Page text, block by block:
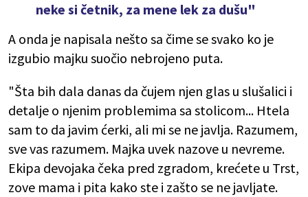
neke si četnik, za mene lek za dušu"
A onda je napisala nešto sa čime se svako ko je
izgubio majku suočio nebrojeno puta.
"Šta bih dala danas da čujem njen glas u slušalici i
detalje o njenim problemima sa stolicom... Htela
sam to da javim ćerki, ali mi se ne javlja. Razumem,
sve vas razumem. Majka uvek nazove u nevreme.
Ekipa devojaka čeka pred zgradom, krećete u Trst,
zove mama i pita kako ste i zašto se ne javljate.